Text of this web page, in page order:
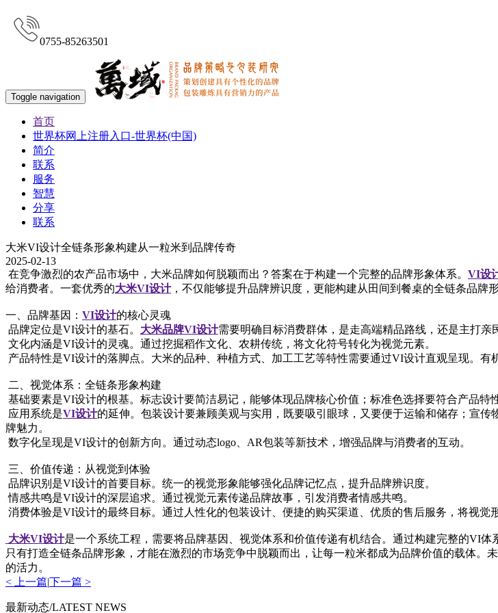
0755-85263501
Toggle navigation
首页
世界杯网上注册入口-世界杯(中国)
简介
联系
服务
智慧
分享
联系
大米VI设计全链条形象构建从一粒米到品牌传奇
2025-02-13
在竞争激烈的农产品市场中，大米品牌如何脱颖而出？答案在于构建一个完整的品牌形象体系。 VI设
给消费者。一套优秀的大米VI设计，不仅能够提升品牌辨识度，更能构建从田间到餐桌的全链条品牌
一、品牌基因： VI设计的核心灵魂
品牌定位是VI设计的基石。 大米品牌VI设计需要明确目标消费群体，是走高端精品路线，还是主打亲
文化内涵是VI设计的灵魂。通过挖掘稻作文化、农耕传统，将文化符号转化为视觉元素。
产品特性是VI设计的落脚点。大米的品种、种植方式、加工工艺等特性需要通过VI设计直观呈现。有
二、视觉体系：全链条形象构建
基础要素是VI设计的根基。标志设计要简洁易记，能够体现品牌核心价值；标准色选择要符合产品特
应用系统是VI设计的延伸。包装设计要兼顾美观与实用，既要吸引眼球，又要便于运输和储存；宣
牌魅力。
数字化呈现是VI设计的创新方向。通过动态logo、AR包装等新技术，增强品牌与消费者的互动。
三、价值传递：从视觉到体验
品牌识别是VI设计的首要目标。统一的视觉形象能够强化品牌记忆点，提升品牌辨识度。
情感共鸣是VI设计的深层追求。通过视觉元素传递品牌故事，引发消费者情感共鸣。
消费体验是VI设计的最终目标。通过人性化的包装设计、便捷的购买渠道、优质的售后服务，将视觉
大米VI设计是一个系统工程，需要将品牌基因、视觉体系和价值传递有机结合。通过构建完整的VI
只有打造全链条品牌形象，才能在激烈的市场竞争中脱颖而出，让每一粒米都成为品牌价值的载体
的活力。
< 上一篇|下一篇 >
最新动态/LATEST NEWS